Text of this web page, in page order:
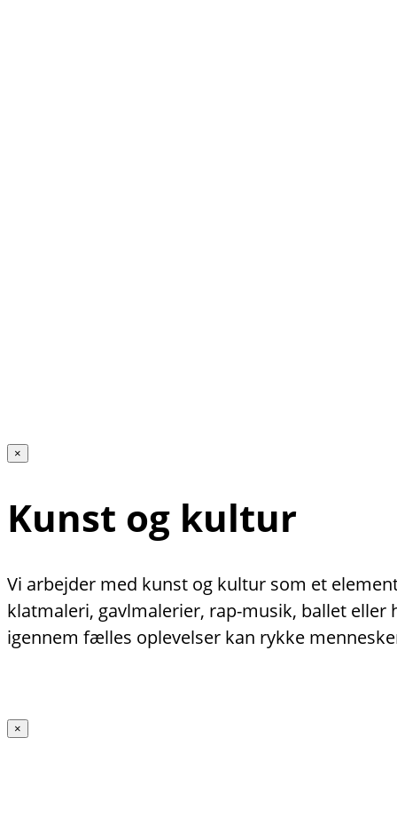
×
Kunst og kultur
Vi arbejder med kunst og kultur som et
klatmaleri, gavlmalerier, rap-musik, ballet
igennem fælles oplevelser kan rykke
×